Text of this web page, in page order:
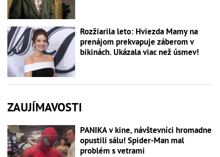
Rozžiarila leto: Hviezda Mamy na
prenájom prekvapuje záberom v
bikinách. Ukázala viac než úsmev!
ZAUJÍMAVOSTI
PANIKA v kine, návštevníci hromadne
opustili sálu! Spider-Man mal
problém s vetrami